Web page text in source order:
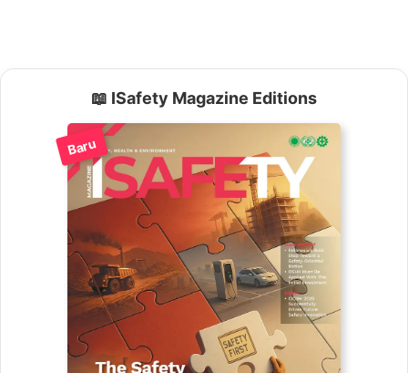
📖 ISafety Magazine Editions
Baru